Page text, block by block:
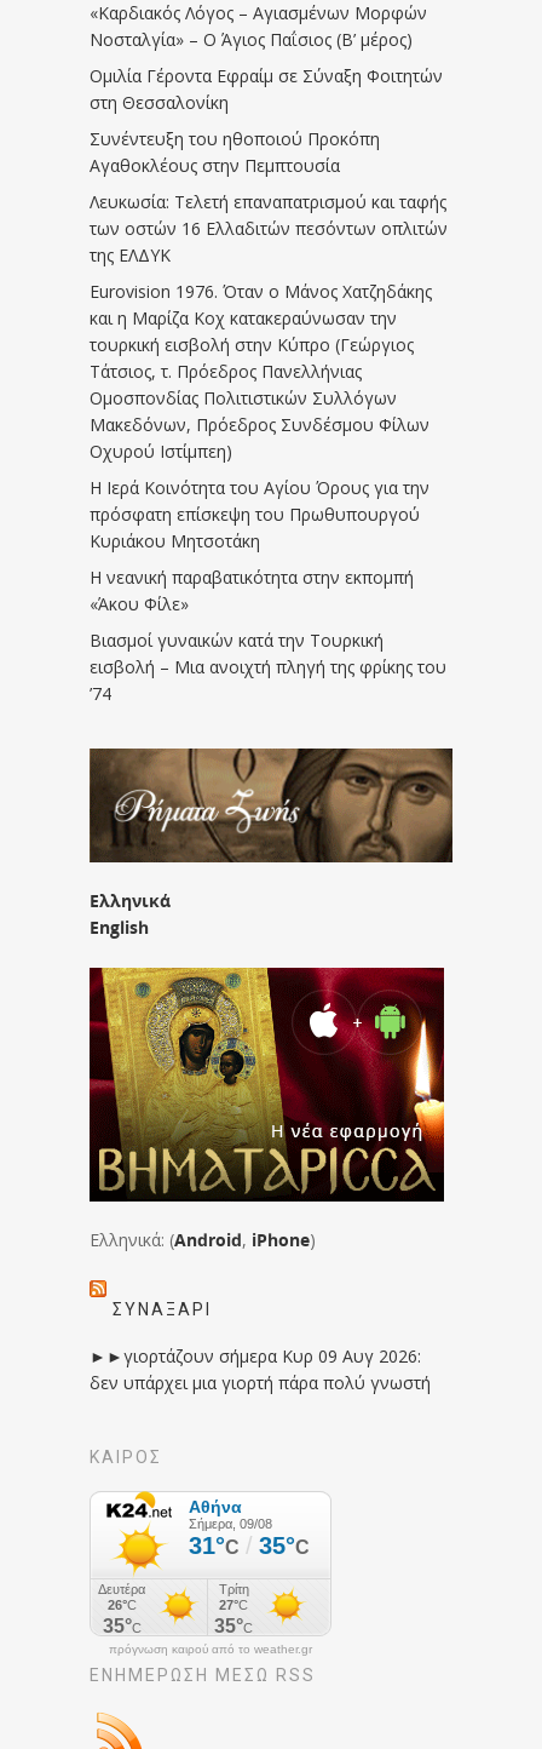
«Καρδιακός Λόγος – Αγιασμένων Μορφών
Νοσταλγία» – Ο Άγιος Παΐσιος (Β’ μέρος)
Ομιλία Γέροντα Εφραίμ σε Σύναξη Φοιτητών
στη Θεσσαλονίκη
Συνέντευξη του ηθοποιού Προκόπη
Αγαθοκλέους στην Πεμπτουσία
Λευκωσία: Τελετή επαναπατρισμού και ταφής
των οστών 16 Ελλαδιτών πεσόντων οπλιτών
της ΕΛΔΥΚ
Eurovision 1976. Όταν ο Μάνος Χατζηδάκης
και η Μαρίζα Κοχ κατακεραύνωσαν την
τουρκική εισβολή στην Κύπρο (Γεώργιος
Τάτσιος, τ. Πρόεδρος Πανελλήνιας
Ομοσπονδίας Πολιτιστικών Συλλόγων
Μακεδόνων, Πρόεδρος Συνδέσμου Φίλων
Οχυρού Ιστίμπεη)
Η Ιερά Κοινότητα του Αγίου Όρους για την
πρόσφατη επίσκεψη του Πρωθυπουργού
Κυριάκου Μητσοτάκη
Η νεανική παραβατικότητα στην εκπομπή
«Άκου Φίλε»
Βιασμοί γυναικών κατά την Τουρκική
εισβολή – Μια ανοιχτή πληγή της φρίκης του
’74
Ελληνικά
English
Ελληνικά: (Android, iPhone)
ΣΥΝΑΞΆΡΙ
►►γιορτάζουν σήμερα Κυρ 09 Αυγ 2026:
δεν υπάρχει μια γιορτή πάρα πολύ γνωστή
ΚΑΙΡΟΣ
πρόγνωση καιρού από το weather.gr
ΕΝΗΜΈΡΩΣΉ ΜΕΣΩ RSS